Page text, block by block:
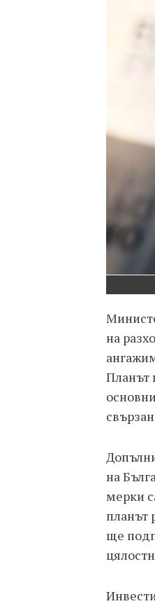
на
Планът
на
мерки
планът
ще